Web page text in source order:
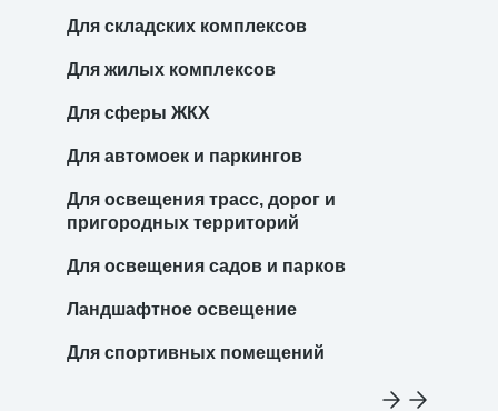
Для складских комплексов
Для жилых комплексов
Для сферы ЖКХ
Для автомоек и паркингов
Для освещения трасс, дорог и
пригородных территорий
Для освещения садов и парков
Ландшафтное освещение
Для спортивных помещений